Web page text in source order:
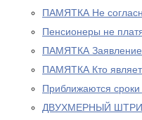
ПАМЯТКА Не
Пенсионеры не
ПАМЯТКА
ПАМЯТКА Кто
Приближаются
ДВУХМЕРНЫЙ